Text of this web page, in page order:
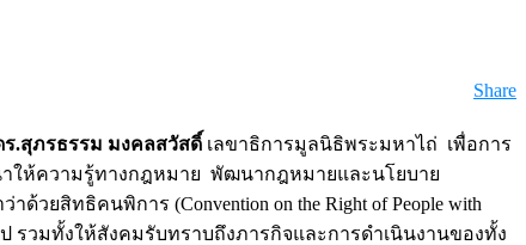
Share
ร.สุภรธรรม มงคลสวัสดิ์ เลขาธิการมูลนิธิพระมหาไถ่ เพื่อการ
ให้ความรู้ทางกฎหมาย พัฒนากฎหมายและนโยบาย
ทธิคนพิการ (Convention on the Right of People with
รวมทั้งให้สังคมรับทราบถึงภารกิจและการดำเนินงานของทั้ง